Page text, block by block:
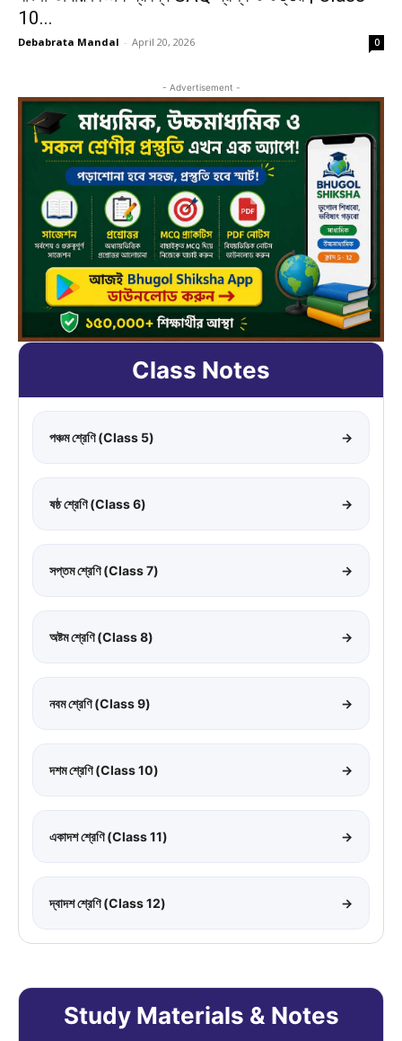
10...
Debabrata Mandal - April 20, 2026 0
- Advertisement -
Class Notes
পঞ্চম শ্রেণি (Class 5) →
ষষ্ঠ শ্রেণি (Class 6) →
সপ্তম শ্রেণি (Class 7) →
অষ্টম শ্রেণি (Class 8) →
নবম শ্রেণি (Class 9) →
দশম শ্রেণি (Class 10) →
একাদশ শ্রেণি (Class 11) →
দ্বাদশ শ্রেণি (Class 12) →
Study Materials & Notes